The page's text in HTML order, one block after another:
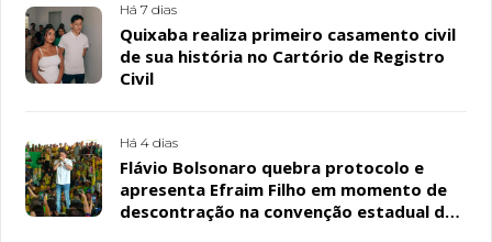
Há 7 dias
Quixaba realiza primeiro casamento civil
de sua história no Cartório de Registro
Civil
Há 4 dias
Flávio Bolsonaro quebra protocolo e
apresenta Efraim Filho em momento de
descontração na convenção estadual do